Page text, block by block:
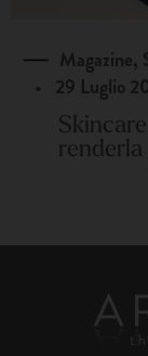
Magazine,
• 29 Luglio